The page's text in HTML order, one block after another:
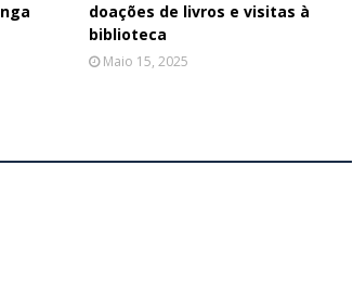
doações de livros e visitas à
biblioteca
Maio 15, 2025